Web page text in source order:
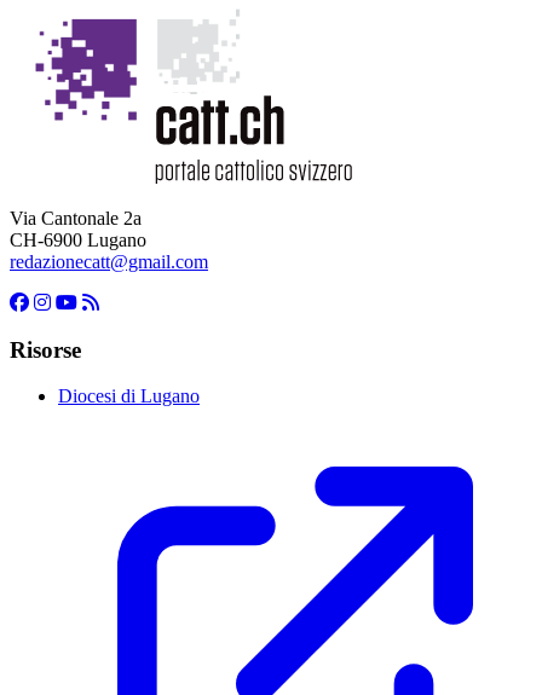
Via Cantonale 2a
CH-6900 Lugano
redazionecatt@gmail.com
Risorse
Diocesi di Lugano